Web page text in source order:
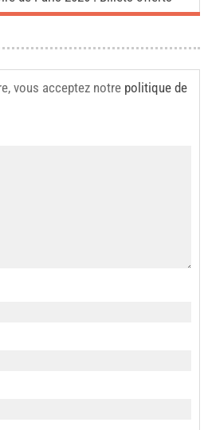
vous acceptez notre politique de